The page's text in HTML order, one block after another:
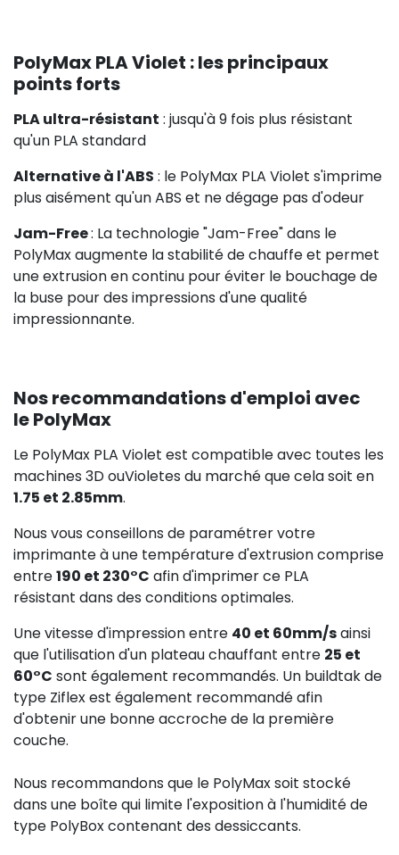
PolyMax PLA Violet : les principaux
points forts
PLA ultra-résistant : jusqu'à 9 fois plus résistant
qu'un PLA standard
Alternative à l'ABS : le PolyMax PLA Violet s'imprime
plus aisément qu'un ABS et ne dégage pas d'odeur
Jam-Free: La technologie "Jam-Free" dans le
PolyMax augmente la stabilité de chauffe et permet
une extrusion en continu pour éviter le bouchage de
la buse pour des impressions d'une qualité
impressionnante.
Nos recommandations d'emploi avec
le PolyMax
Le PolyMax PLA Violet est compatible avec toutes les
machines 3D ouVioletes du marché que cela soit en
1.75 et 2.85mm.
Nous vous conseillons de paramétrer votre
imprimante à une température d'extrusion comprise
entre190 et 230°C afin d'imprimer ce PLA
résistant dans des conditions optimales.
Une vitesse d'impression entre 40 et 60mm/sainsi
que l'utilisation d'un plateau chauffant entre 25 et
60°C sont également recommandés. Un buildtak de
type Ziflex est également recommandé afin
d'obtenir une bonne accroche de la première
couche.
Nous recommandons que le PolyMax soit stocké
dans une boîte qui limite l'exposition à l'humidité de
type PolyBox contenant des dessiccants.